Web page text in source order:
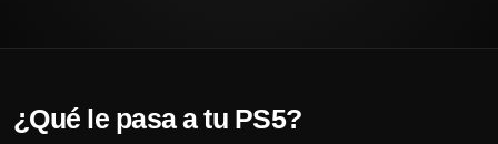
¿Qué le pasa a tu PS5?